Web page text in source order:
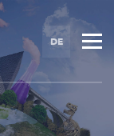
DE